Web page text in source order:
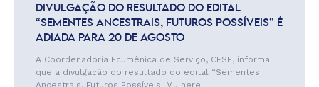
DIVULGAÇÃO DO RESULTADO DO EDITAL
“SEMENTES ANCESTRAIS, FUTUROS POSSÍVEIS” É
ADIADA PARA 20 DE AGOSTO
A Coordenadoria Ecumênica de Serviço, CESE, informa
que a divulgação do resultado do edital “Sementes
Ancestrais, Futuros Possíveis: Mulhere...